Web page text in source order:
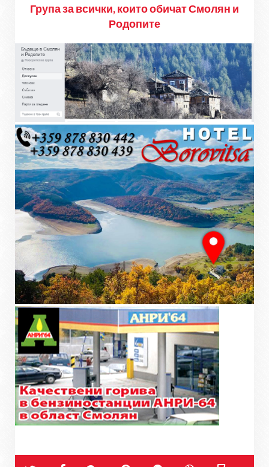
Група за всички, които обичат Смолян и
Родопите